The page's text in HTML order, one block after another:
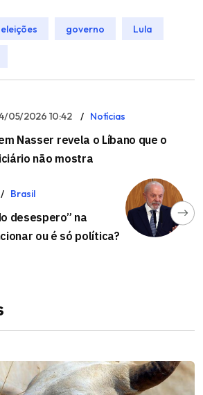
eleições governo Lula
05/2026 10:42 Notícias
Nasser revela o Líbano que o
não mostra
Brasil
desespero” na
ou é só política?